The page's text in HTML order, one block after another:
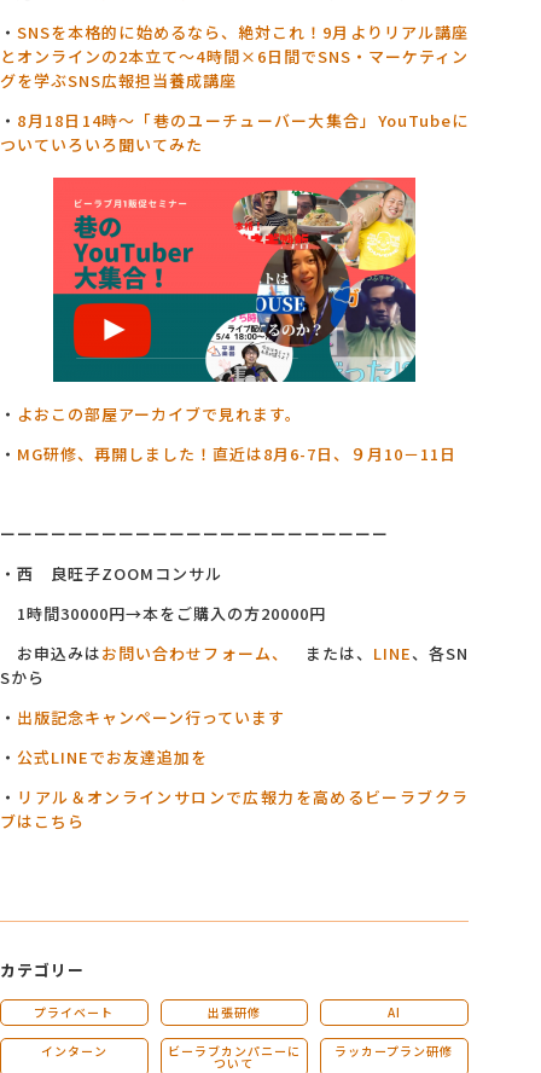
・SNSを本格的に始めるなら、絶対これ！9月よりリアル講座
とオンラインの2本立て～4時間×6日間でSNS・マーケティン
グを学ぶSNS広報担当養成講座
・ 8月18日14時～「巷のユーチューバー大集合」YouTubeに
ついていろいろ聞いてみた
・ よおこの部屋アーカイブで見れます。
・ MG研修、再開しました！直近は8月6-7日、９月10－11日
ーーーーーーーーーーーーーーーーーーーーーーー
・西 良旺子ZOOMコンサル
1時間30000円→本をご購入の方20000円
お申込みはお問い合わせフォーム、 または、 LINE、各SN
Sから
・ 出版記念キャンペーン行っています
・ 公式LINEでお友達追加を
・ リアル＆オンラインサロンで広報力を高めるビーラブクラ
ブはこちら
カテゴリー
プライベート 出張研修 AI
インターン ビーラブカンパニーに
ついて
ラッカープラン研修